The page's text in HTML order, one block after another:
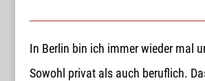
In Berlin bin ich immer wieder mal
Sowohl privat als auch beruflich.